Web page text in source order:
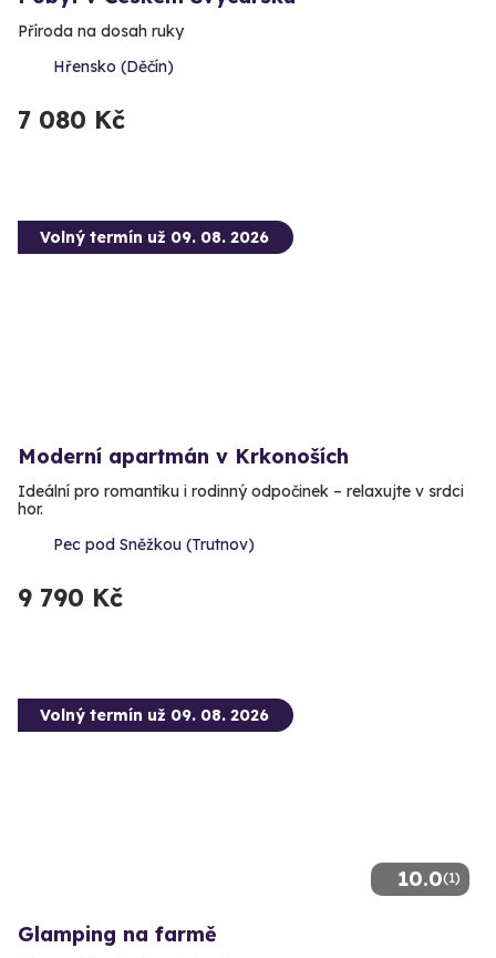
Příroda na dosah ruky
Hřensko (Děčín)
7 080 Kč
Volný termín už 09. 08. 2026
Moderní apartmán v Krkonoších
Ideální pro romantiku i rodinný odpočinek – relaxujte v srdci
hor.
Pec pod Sněžkou (Trutnov)
9 790 Kč
10.0(1)
Volný termín už 09. 08. 2026
Glamping na farmě